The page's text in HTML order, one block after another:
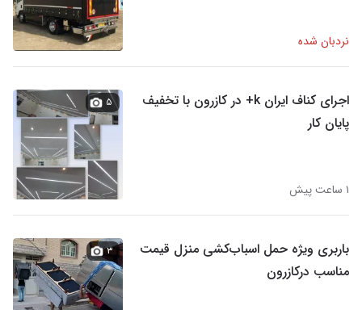
نردبان شده
اجرای کناف ایران k+ در کازرون با تخفیف
پایان کار
۱ ساعت پیش
۵
باربری ویژه حمل اسباب‌کشی منزل قیمت
مناسب درکازرون
۳